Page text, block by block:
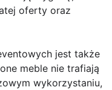
oferty oraz
jest także
meble nie trafiają
wykorzystaniu,